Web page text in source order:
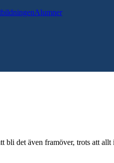
Alumner
bli det även framöver, trots att